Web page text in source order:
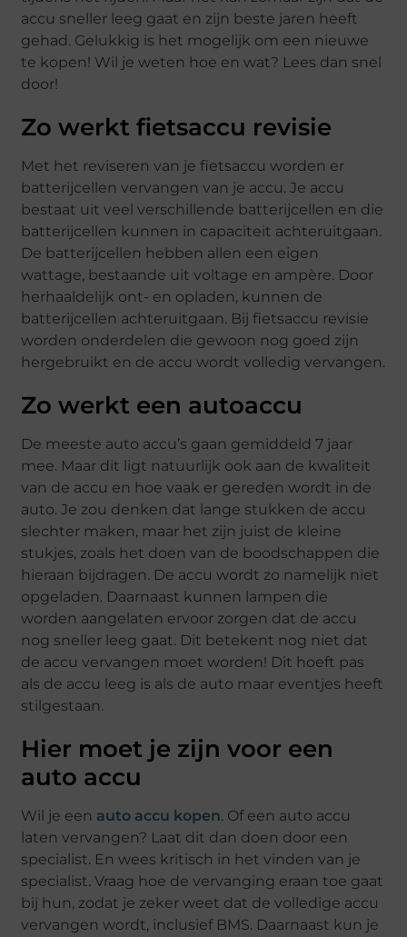
accu sneller leeg gaat en zijn beste jaren heeft
gehad. Gelukkig is het mogelijk om een nieuwe
te kopen! Wil je weten hoe en wat? Lees dan snel
door!
Zo werkt fietsaccu revisie
Met het reviseren van je fietsaccu worden er
batterijcellen vervangen van je accu. Je accu
bestaat uit veel verschillende batterijcellen en die
batterijcellen kunnen in capaciteit achteruitgaan.
De batterijcellen hebben allen een eigen
wattage, bestaande uit voltage en ampère. Door
herhaaldelijk ont- en opladen, kunnen de
batterijcellen achteruitgaan. Bij fietsaccu revisie
worden onderdelen die gewoon nog goed zijn
hergebruikt en de accu wordt volledig vervangen.
Zo werkt een autoaccu
De meeste auto accu’s gaan gemiddeld 7 jaar
mee. Maar dit ligt natuurlijk ook aan de kwaliteit
van de accu en hoe vaak er gereden wordt in de
auto. Je zou denken dat lange stukken de accu
slechter maken, maar het zijn juist de kleine
stukjes, zoals het doen van de boodschappen die
hieraan bijdragen. De accu wordt zo namelijk niet
opgeladen. Daarnaast kunnen lampen die
worden aangelaten ervoor zorgen dat de accu
nog sneller leeg gaat. Dit betekent nog niet dat
de accu vervangen moet worden! Dit hoeft pas
als de accu leeg is als de auto maar eventjes heeft
stilgestaan.
Hier moet je zijn voor een
auto accu
Wil je een auto accu kopen. Of een auto accu
laten vervangen? Laat dit dan doen door een
specialist. En wees kritisch in het vinden van je
specialist. Vraag hoe de vervanging eraan toe gaat
bij hun, zodat je zeker weet dat de volledige accu
vervangen wordt, inclusief BMS. Daarnaast kun je